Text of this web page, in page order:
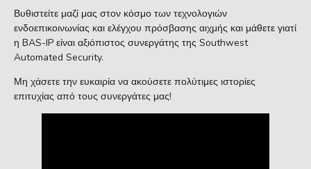
Βυθιστείτε μαζί μας στον κόσμο των τεχνολογιών
ενδοεπικοινωνίας και ελέγχου πρόσβασης αιχμής και μάθετε γιατί
η BAS-IP είναι αξιόπιστος συνεργάτης της Southwest
Automated Security.
Μη χάσετε την ευκαιρία να ακούσετε πολύτιμες ιστορίες
επιτυχίας από τους συνεργάτες μας!